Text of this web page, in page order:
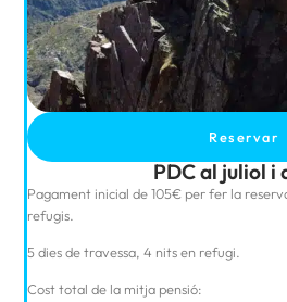
Reservar
PDC al juliol i
Pagament inicial de 105€ per fer la
refugis.
5 dies de travessa, 4 nits en refugi.
Cost total de la mitja pensió: